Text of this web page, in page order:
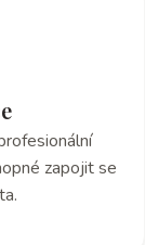
zapojit se